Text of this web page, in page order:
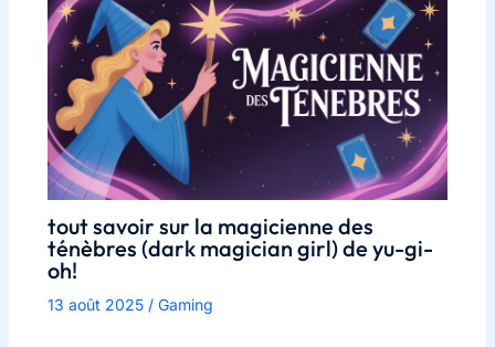
tout savoir sur la magicienne des
ténèbres (dark magician girl) de yu-gi-
oh!
13 août 2025 / Gaming